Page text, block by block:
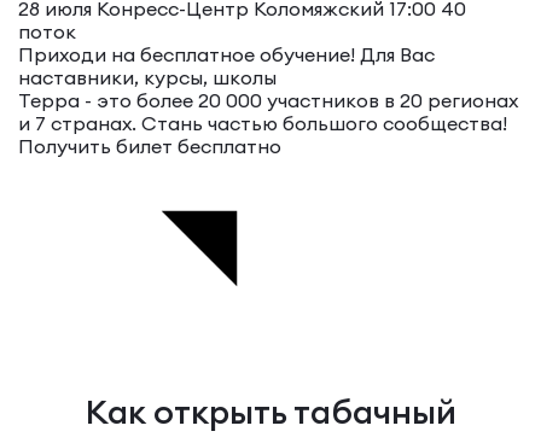
28 июля Конресс-Центр Коломяжский 17:00 40
поток
Приходи на бесплатное обучение! Для Вас
наставники, курсы, школы
Терра - это более 20 000 участников в 20 регионах
и 7 странах. Стань частью большого сообщества!
Получить билет бесплатно
Как открыть табачный